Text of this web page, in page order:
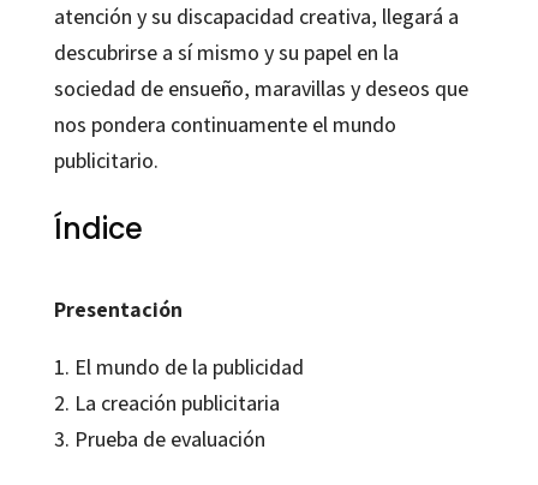
atención y su discapacidad creativa, llegará a
descubrirse a sí mismo y su papel en la
sociedad de ensueño, maravillas y deseos que
nos pondera continuamente el mundo
publicitario.
Índice
Presentación
1. El mundo de la publicidad
2. La creación publicitaria
3. Prueba de evaluación